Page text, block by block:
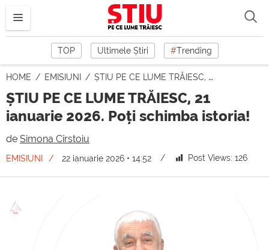
TOP Ultimele Știri #Trending
HOME EMISIUNI ȘTIU PE CE LUME TRĂIESC, 21 ianuarie 2026. Poți schimba istoria!
ȘTIU PE CE LUME TRĂIESC, 21
ianuarie 2026. Poți schimba istoria!
de Simona Cîrstoiu
EMISIUNI 22 ianuarie 2026 • 14:52 Post Views: 126